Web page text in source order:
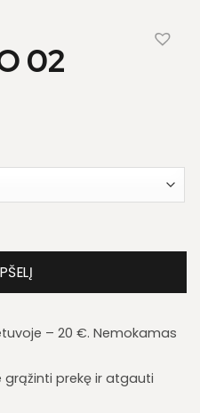
02
– 20 €. Nemokamas
prekę ir atgauti